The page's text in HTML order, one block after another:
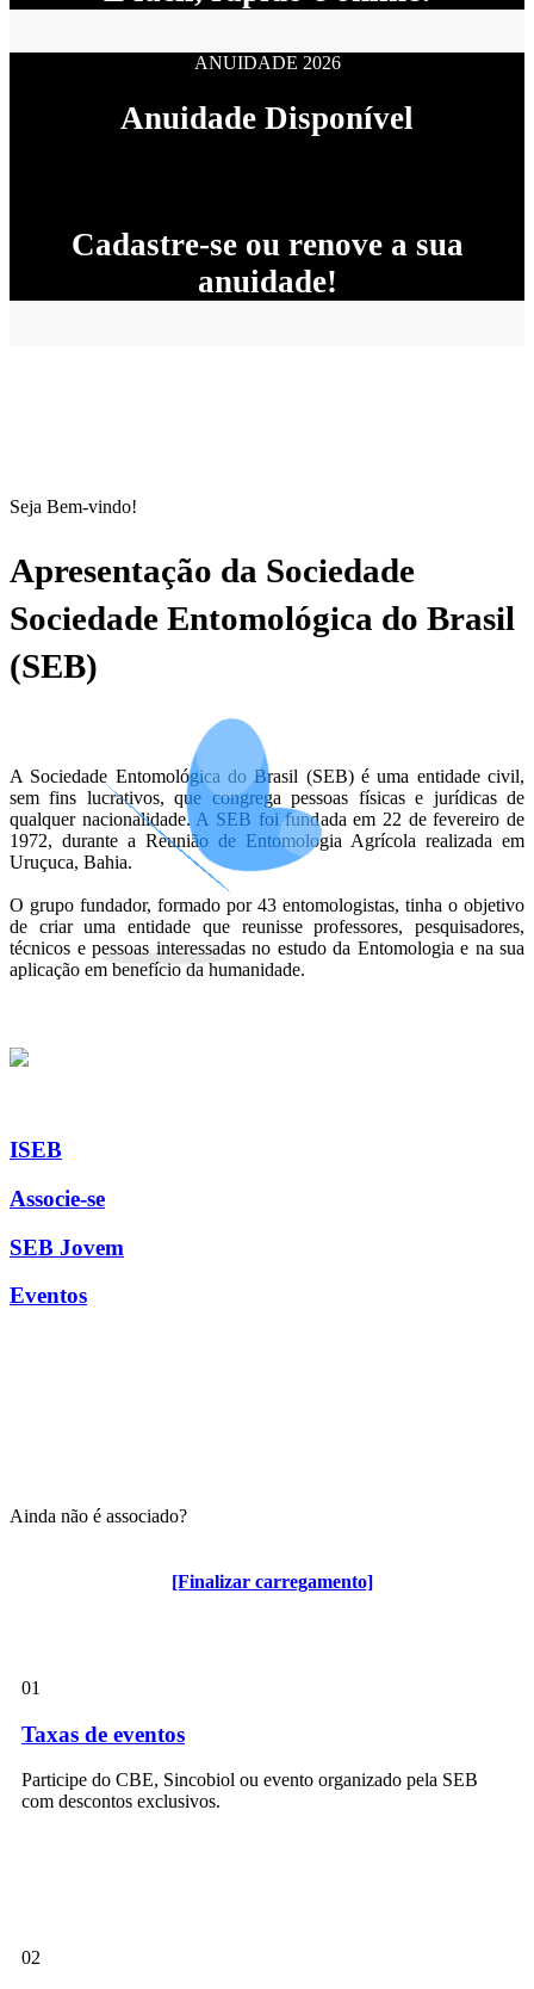
[Finalizar carregamento]
ANUIDADE 2026
Anuidade Disponível
Cadastre-se ou renove a sua
anuidade!
Seja Bem-vindo!
Apresentação da Sociedade
Sociedade Entomológica do Brasil
(SEB)
A Sociedade Entomológica do Brasil (SEB) é uma entidade civil,
sem fins lucrativos, que congrega pessoas físicas e jurídicas de
qualquer nacionalidade. A SEB foi fundada em 22 de fevereiro de
1972, durante a Reunião de Entomologia Agrícola realizada em
Uruçuca, Bahia.
O grupo fundador, formado por 43 entomologistas, tinha o objetivo
de criar uma entidade que reunisse professores, pesquisadores,
técnicos e pessoas interessadas no estudo da Entomologia e na sua
aplicação em benefício da humanidade.
ISEB
Associe-se
SEB Jovem
Eventos
Ainda não é associado?
Algumas vantagens para associados
01
Taxas de eventos
Participe do CBE, Sincobiol ou evento organizado pela SEB
com descontos exclusivos.
02